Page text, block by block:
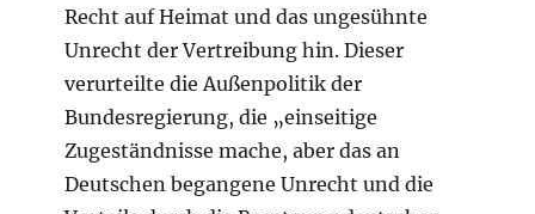
Recht auf Heimat und das ungesühnte
Unrecht der Vertreibung hin. Dieser
verurteilte die Außenpolitik der
Bundesregierung, die „einseitige
Zugeständnisse mache, aber das an
Deutschen begangene Unrecht und die